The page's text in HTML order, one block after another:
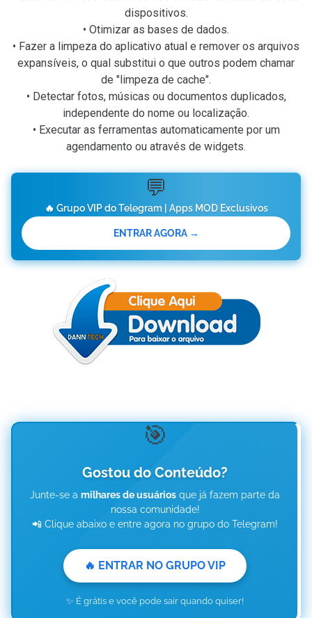
dispositivos.
• Otimizar as bases de dados.
• Fazer a limpeza do aplicativo atual e remover os arquivos
expansíveis, o qual substitui o que outros podem chamar
de "limpeza de cache".
• Detectar fotos, músicas ou documentos duplicados,
independente do nome ou localização.
• Executar as ferramentas automaticamente por um
agendamento ou através de widgets.
💬
🔥 Grupo VIP do Telegram | Apps MOD Exclusivos
ENTRAR AGORA →
🎯
Gostou do Conteúdo?
Junte-se a milhares de usuários que já fazem parte da
nossa comunidade!
📲 Clique abaixo e entre agora no grupo do Telegram!
🔥 ENTRAR NO GRUPO VIP
✨ É grátis e você pode sair quando quiser!